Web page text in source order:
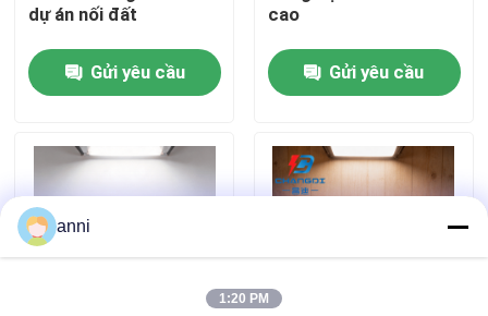
Kiểm soát chất lượng
Liên hệ chúng tôi
Tin tức
Tất cả các trường hợp
dự án nối đất
Gửi yêu cầu
cao
Gửi yêu cầu
anni
1:20 PM